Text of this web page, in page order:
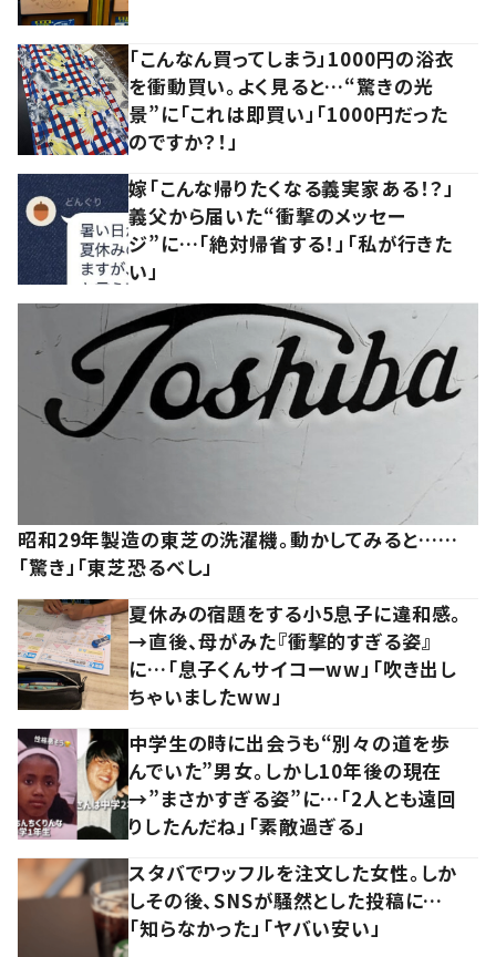
「こんなん買ってしまう」1000円の浴衣
を衝動買い。よく見ると…“驚きの光
景”に「これは即買い」「1000円だった
のですか？！」
嫁「こんな帰りたくなる義実家ある！？」
義父から届いた“衝撃のメッセー
ジ”に…「絶対帰省する！」「私が行きた
い」
昭和29年製造の東芝の洗濯機。動かしてみると……
「驚き」「東芝恐るべし」
夏休みの宿題をする小5息子に違和感。
→直後、母がみた『衝撃的すぎる姿』
に…「息子くんサイコーww」「吹き出し
ちゃいましたww」
中学生の時に出会うも“別々の道を歩
んでいた”男女。しかし10年後の現在
→”まさかすぎる姿”に…「2人とも遠回
りしたんだね」「素敵過ぎる」
スタバでワッフルを注文した女性。しか
しその後、SNSが騒然とした投稿に…
「知らなかった」「ヤバい安い」